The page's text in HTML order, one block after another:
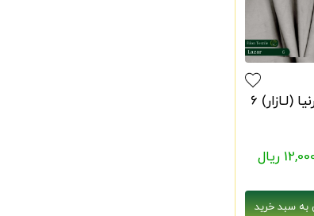
(لـازار) 6
ریال